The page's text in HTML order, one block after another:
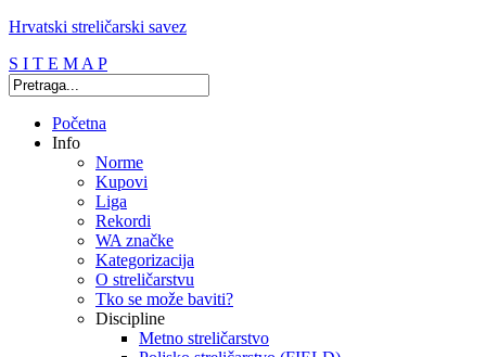
Hrvatski streličarski savez
S I T E M A P
Početna
Info
Norme
Kupovi
Liga
Rekordi
WA značke
Kategorizacija
O streličarstvu
Tko se može baviti?
Discipline
Metno streličarstvo